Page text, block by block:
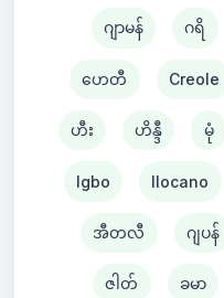
ဂျာမန် ဂရိ
ဟေတီ Creole
ဟီး ဟိန္ဒီ မုံ
Igbo Ilocano
အီတလီ ဂျပန်
ဇါတ် ခမာ